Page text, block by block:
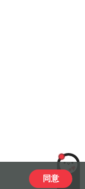
LiLi
同意